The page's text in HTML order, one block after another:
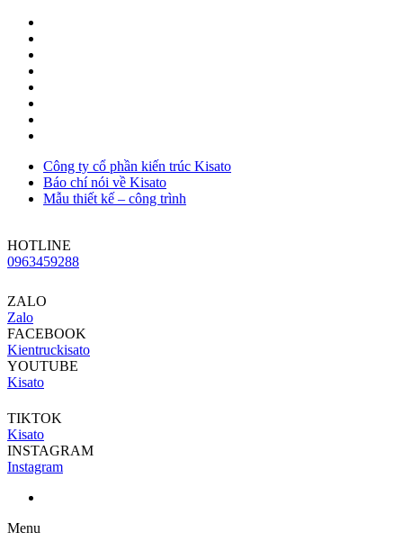
Công ty cổ phần kiến trúc Kisato
Báo chí nói về Kisato
Mẫu thiết kế – công trình
HOTLINE
0963459288
ZALO
Zalo
FACEBOOK
Kientruckisato
YOUTUBE
Kisato
TIKTOK
Kisato
INSTAGRAM
Instagram
Menu